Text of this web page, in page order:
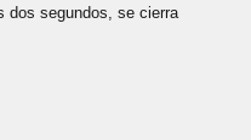
dos segundos, se cierra